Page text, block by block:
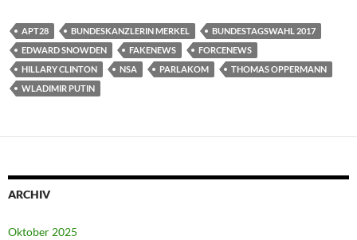
APT28 BUNDESKANZLERIN MERKEL
BUNDESTAGSWAHL 2017
EDWARD SNOWDEN
FAKENEWS
FORCENEWS
HILLARY CLINTON
NSA PARLAKOM
THOMAS OPPERMANN
WLADIMIR PUTIN
ARCHIV
Oktober 2025